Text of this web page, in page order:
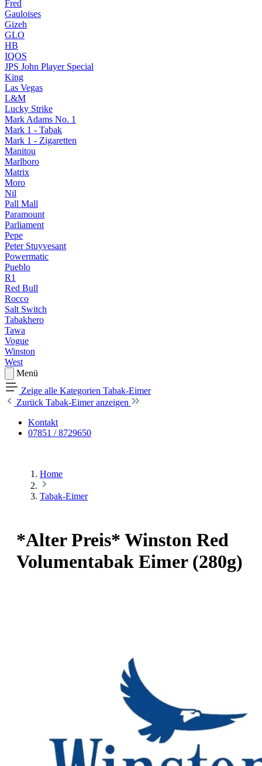
Fred
Gauloises
Gizeh
GLO
HB
IQOS
JPS John Player Special
King
Las Vegas
L&M
Lucky Strike
Mark Adams No. 1
Mark 1 - Tabak
Mark 1 - Zigaretten
Manitou
Marlboro
Matrix
Moro
Nil
Pall Mall
Paramount
Parliament
Pepe
Peter Stuyvesant
Powermatic
Pueblo
R1
Red Bull
Rocco
Salt Switch
Tabakhero
Tawa
Vogue
Winston
West
Menü
Zeige alle Kategorien Tabak-Eimer
Zurück Tabak-Eimer anzeigen
Kontakt
07851 / 8729650
Home
Tabak-Eimer
*Alter Preis* Winston Red
Volumentabak Eimer (280g)